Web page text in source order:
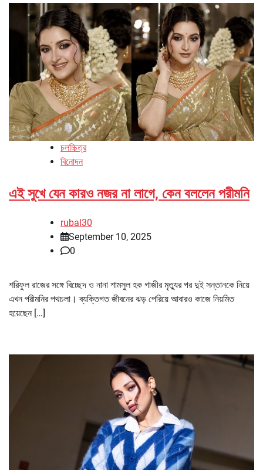
চলচ্চিত্র
বিনোদন
এই সুখে যেন কারও নজর না লাগে, কেন বললেন পরীমনি
rubal30
September 10, 2025
0
শরিফুল রাজের সঙ্গে বিচ্ছেদ ও নানা শামসুল হক গাজীর মৃত্যুর পর দুই সন্তানকে নিয়ে
এখন পরীমনির পথচলা। ব্যক্তিগত জীবনের ঝড় পেরিয়ে আবারও কাজে নিয়মিত
হয়েছেন […]